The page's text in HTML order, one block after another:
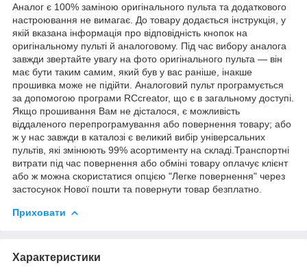
Аналог є 100% заміною оригінального пульта та додаткового
настроювання не вимагає. До товару додається інструкція, у
якій вказана інформація про відповідність кнопок на
оригінальному пульті й аналоговому. Під час вибору аналога
завжди звертайте увагу на фото оригінального пульта — він
має бути таким самим, який був у вас раніше, інакше
прошивка може не підійти. Аналоговий пульт програмується
за допомогою програми RCcreator, що є в загальному доступі.
Якщо прошивання Вам не дісталося, є можливість
віддаленого перепрограмування або повернення товару; або
ж у нас завжди в каталозі є великий вибір універсальних
пультів, які змінюють 99% асортименту на складі.Транспортні
витрати під час повернення або обміні товару оплачує клієнт
або ж можна скористатися опцією "Легке повернення" через
застосунок Нової пошти та повернути товар безплатно.
Приховати
Характеристики